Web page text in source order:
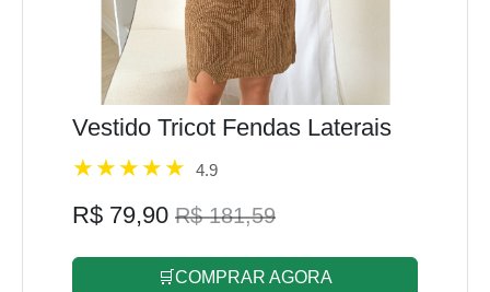
Vestido Tricot Fendas Laterais
4.9
R$ 79,90 R$ 181,59
🛒COMPRAR AGORA